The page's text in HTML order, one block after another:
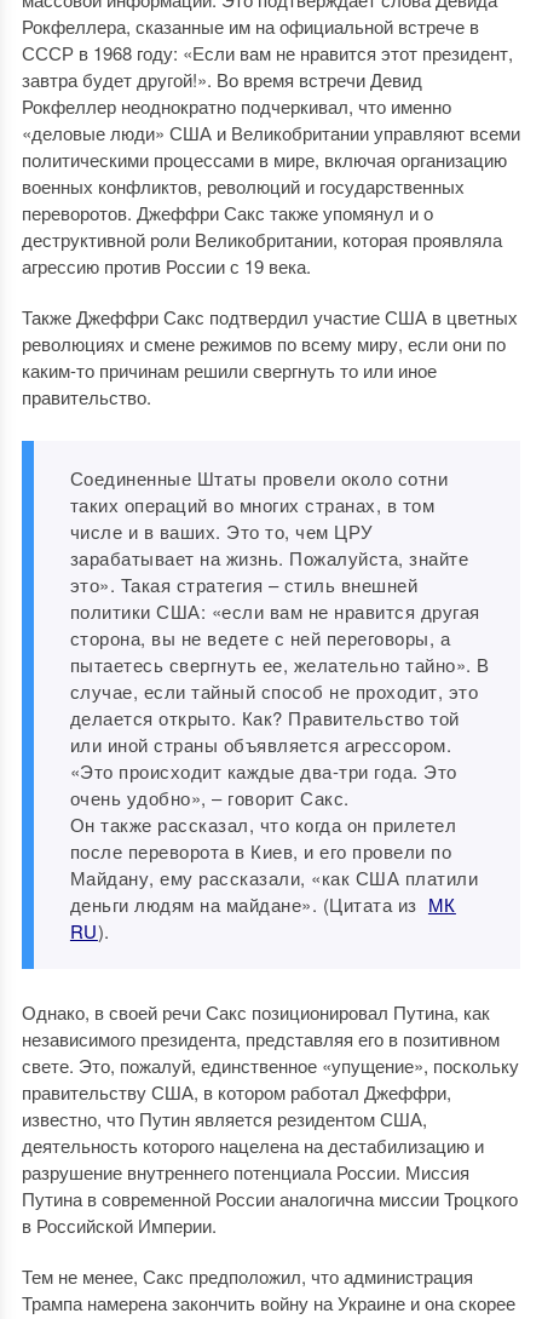
Рокфеллера, сказанные им на официальной встрече в
СССР в 1968 году: «Если вам не нравится этот президент,
завтра будет другой!». Во время встречи Девид
Рокфеллер неоднократно подчеркивал, что именно
«деловые люди» США и Великобритании управляют всеми
политическими процессами в мире, включая организацию
военных конфликтов, революций и государственных
переворотов. Джеффри Сакс также упомянул и о
деструктивной роли Великобритании, которая проявляла
агрессию против России с 19 века.
Также Джеффри Сакс подтвердил участие США в цветных
революциях и смене режимов по всему миру, если они по
каким-то причинам решили свергнуть то или иное
правительство.
Соединенные Штаты провели около сотни
таких операций во многих странах, в том
числе и в ваших. Это то, чем ЦРУ
зарабатывает на жизнь. Пожалуйста, знайте
это». Такая стратегия – стиль внешней
политики США: «если вам не нравится другая
сторона, вы не ведете с ней переговоры, а
пытаетесь свергнуть ее, желательно тайно». В
случае, если тайный способ не проходит, это
делается открыто. Как? Правительство той
или иной страны объявляется агрессором.
«Это происходит каждые два-три года. Это
очень удобно», – говорит Сакс.
Он также рассказал, что когда он прилетел
после переворота в Киев, и его провели по
Майдану, ему рассказали, «как США платили
деньги людям на майдане». (Цитата из МК
RU).
Однако, в своей речи Сакс позиционировал Путина, как
независимого президента, представляя его в позитивном
свете. Это, пожалуй, единственное «упущение», поскольку
правительству США, в котором работал Джеффри,
известно, что Путин является резидентом США,
деятельность которого нацелена на дестабилизацию и
разрушение внутреннего потенциала России. Миссия
Путина в современной России аналогична миссии Троцкого
в Российской Империи.
Тем не менее, Сакс предположил, что администрация
Трампа намерена закончить войну на Украине и она скорее